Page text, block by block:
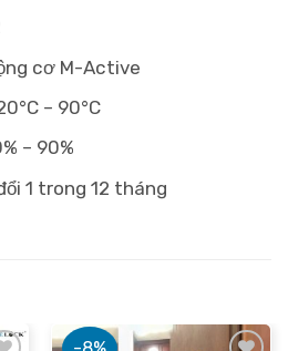
cơ M-Active
– 90°C
– 90%
1 trong 12 tháng